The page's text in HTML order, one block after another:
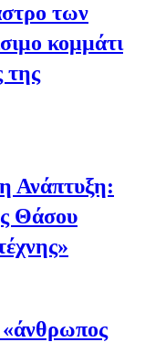
των
κομμάτι
της
Ανάπτυξη:
Θάσου